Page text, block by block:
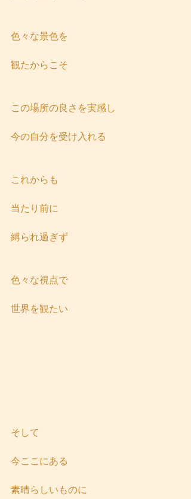
色々な景色を
観たからこそ
この場所の良さを実感し
今の自分を受け入れる
これからも
当たり前に
縛られ過ぎず
色々な視点で
世界を観たい
そして
今ここにある
素晴らしいものに